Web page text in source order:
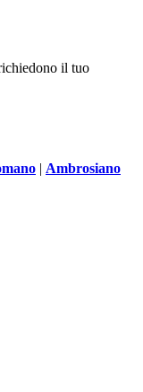
il tuo
| Ambrosiano